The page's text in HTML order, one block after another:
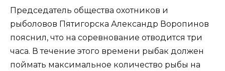
Председатель общества охотников и
рыболовов Пятигорска Александр Воропинов
пояснил, что на соревнование отводится три
часа. В течение этого времени рыбак должен
поймать максимальное количество рыбы на